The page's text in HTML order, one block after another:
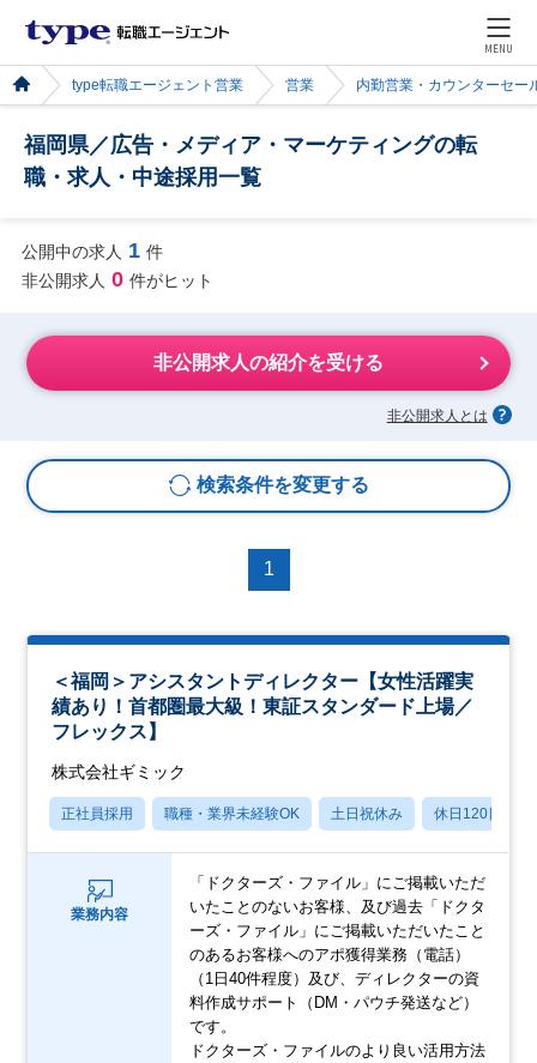
MENU
type転職エージェント営業 営業 内勤営業・カウンターセー
福岡県／広告・メディア・マーケティングの転
職・求人・中途採用一覧
公開中の求人 1 件
非公開求人 0 件がヒット
非公開求人の紹介を受ける
非公開求人とは
検索条件を変更する
1
＜福岡＞アシスタントディレクター【女性活躍実
績あり！首都圏最大級！東証スタンダード上場／
フレックス】
株式会社ギミック
正社員採用 職種・業界未経験OK 土日祝休み 休日120日以上
業務内容
「ドクターズ・ファイル」にご掲載いただ
いたことのないお客様、及び過去「ドクタ
ーズ・ファイル」にご掲載いただいたこと
のあるお客様へのアポ獲得業務（電話）
（1日40件程度）及び、ディレクターの資
料作成サポート（DM・パウチ発送など）
です。
ドクターズ・ファイルのより良い活用方法